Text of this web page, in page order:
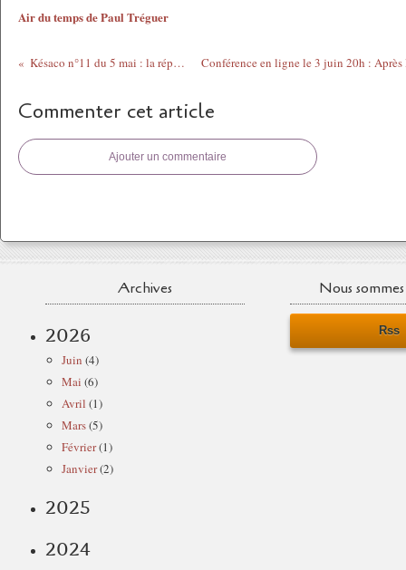
Air du temps de Paul Tréguer
Késaco n°11 du 5 mai : la réponse
Commenter cet article
Ajouter un commentaire
Archives
2026
Juin (4)
Mai (6)
Avril (1)
Mars(5)
Février(1)
Janvier(2)
2025
2024
Nous
Rss